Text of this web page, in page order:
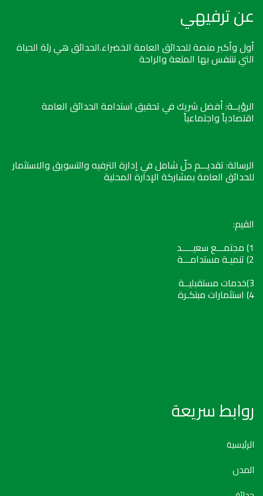
عن ترفيهي
أول وأكبر منصة للحدائق العامة الخضراء.الحدائق هي رئة الحياة
التي نتنفس بها المتعة والراحة
الرؤيــة: أفضل شريك في تحقيق استدامة الحدائق العامة
اقتصادياً واجتماعياً
الرسالة: تقديـــم حلّ شامل في إدارة الترفيه والتسويق والاستثمار
للحدائق العامة بمشاركة الإدارة المحلية
القيم:
1) مجتمـــع سعيـــــد
2) تنميـة مستدامـــة
3)خدمات مستقبليــة
4) استثمارات مبتكـرة
روابط سريعة
الرئيسية
المدن